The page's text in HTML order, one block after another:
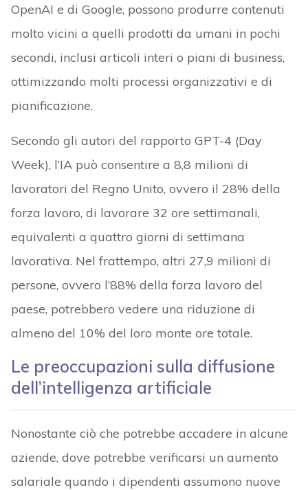
OpenAI e di Google, possono produrre contenuti
molto vicini a quelli prodotti da umani in pochi
secondi, inclusi articoli interi o piani di business,
ottimizzando molti processi organizzativi e di
pianificazione.
Secondo gli autori del rapporto GPT-4 (Day
Week), l’IA può consentire a 8,8 milioni di
lavoratori del Regno Unito, ovvero il 28% della
forza lavoro, di lavorare 32 ore settimanali,
equivalenti a quattro giorni di settimana
lavorativa. Nel frattempo, altri 27,9 milioni di
persone, ovvero l’88% della forza lavoro del
paese, potrebbero vedere una riduzione di
almeno del 10% del loro monte ore totale.
Le preoccupazioni sulla diffusione
dell’intelligenza artificiale
Nonostante ciò che potrebbe accadere in alcune
aziende, dove potrebbe verificarsi un aumento
salariale quando i dipendenti assumono nuove